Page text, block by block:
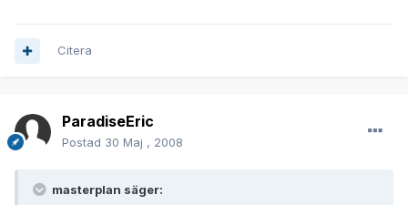
Citera
ParadiseEric
Postad 30 Maj , 2008
masterplan säger: